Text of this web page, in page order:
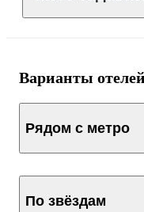
Варианты
Рядом с метро
По звёздам